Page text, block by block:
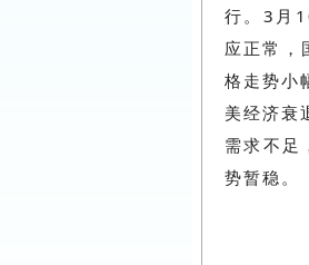
行。3月
应正常，
格走势小
美经济衰
需求不足
势暂稳。